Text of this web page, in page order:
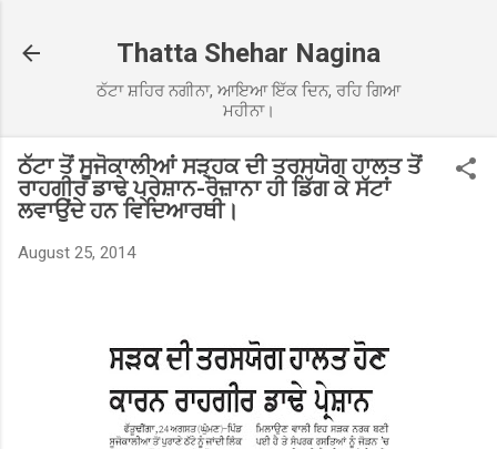
Thatta Shehar Nagina
ਠੱਟਾ ਸ਼ਹਿਰ ਨਗੀਨਾ, ਆਇਆ ਇੱਕ ਦਿਨ, ਰਹਿ ਗਿਆ
ਮਹੀਨਾ।
ਠੱਟਾ ਤੋਂ ਸੂਜੋਕਾਲੀਆਂ ਸੜ੍ਹਕ ਦੀ ਤਰਸਯੋਗ ਹਾਲਤ ਤੋਂ
ਰਾਹਗੀਰ ਡਾਢੇ ਪ੍ਰੇਸ਼ਾਨ-ਰੋਜ਼ਾਨਾ ਹੀ ਡਿੱਗ ਕੇ ਸੱਟਾਂ
ਲਵਾਉਂਦੇ ਹਨ ਵਿਦਿਆਰਥੀ।
August 25, 2014